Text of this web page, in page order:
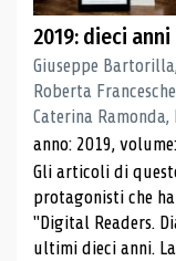
2019: dieci
Giuseppe
Roberta
Caterina
anno: 2019,
Gli articoli di
protagonisti che
"Digital Readers.
ultimi dieci anni.